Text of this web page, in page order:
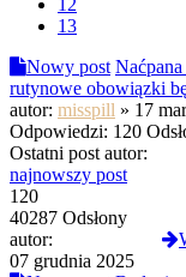
13
Nowy post
rutynowe obowiązki
autor: misspill » 17
Odpowiedzi: 120
Ostatni post autor:
najnowszy post
120
40287 Odsłony
autor:
07 grudnia 2025